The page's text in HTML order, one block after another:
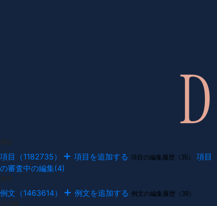
項目（1182735） 項目を追加する 項目の編集履歴（35）
項目
の審査中の編集(4)
例文（1463614） 例文を追加する 例文の編集履歴（39）